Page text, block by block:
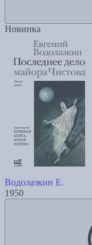
Новинка
Водолазкин Е.
1950